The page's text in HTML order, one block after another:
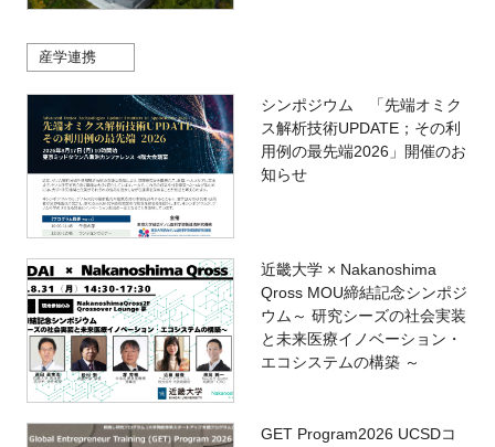
産学連携
シンポジウム 「先端オミク
ス解析技術UPDATE；その利
用例の最先端2026」開催のお
知らせ
近畿大学 × Nakanoshima
Qross MOU締結記念シンポジ
ウム～ 研究シーズの社会実装
と未来医療イノベーション・
エコシステムの構築 ～
GET Program2026 UCSDコ